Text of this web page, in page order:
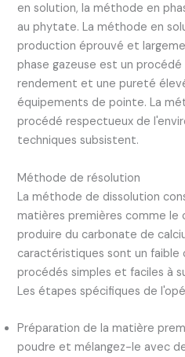
en solution, la méthode en
au phytate. La méthode en
production éprouvé et
phase gazeuse est un
rendement et une pureté
équipements de pointe. La
procédé respectueux de
techniques subsistent.
Méthode de résolution
La méthode de dissolution
matières premières comme le
produire du carbonate de
caractéristiques sont un
procédés simples et faciles à
Les étapes spécifiques de
Préparation de la matière
poudre et mélangez-le avec